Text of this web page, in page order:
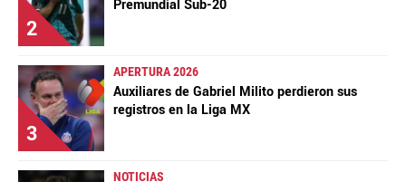
2
Premundial Sub-20
3
APERTURA 2026
Auxiliares de Gabriel Milito perdieron sus
registros en la Liga MX
NOTICIAS